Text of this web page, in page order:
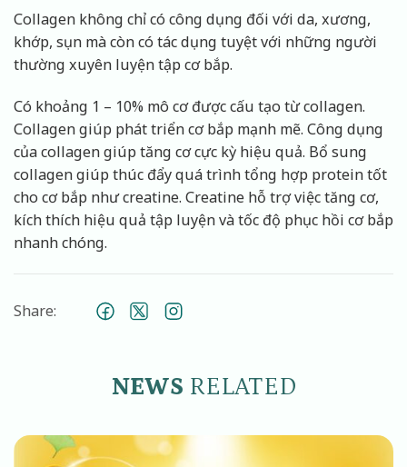
Collagen không chỉ có công dụng đối với da, xương,
khớp, sụn mà còn có tác dụng tuyệt với những người
thường xuyên luyện tập cơ bắp.
Có khoảng 1 – 10% mô cơ được cấu tạo từ collagen.
Collagen giúp phát triển cơ bắp mạnh mẽ. Công dụng
của collagen giúp tăng cơ cực kỳ hiệu quả. Bổ sung
collagen giúp thúc đẩy quá trình tổng hợp protein tốt
cho cơ bắp như creatine. Creatine hỗ trợ việc tăng cơ,
kích thích hiệu quả tập luyện và tốc độ phục hồi cơ bắp
nhanh chóng.
Share:
NEWS RELATED